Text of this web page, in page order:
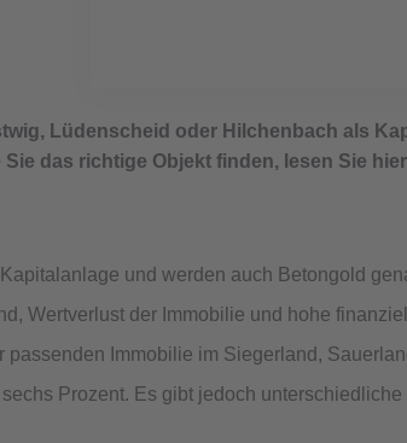
Lüdenscheid oder Hilchenbach als
das richtige Objekt finden, lesen Sie
und werden auch Betongold
Wertverlust der Immobilie und hohe
Immobilie im Siegerland,
Prozent. Es gibt jedoch